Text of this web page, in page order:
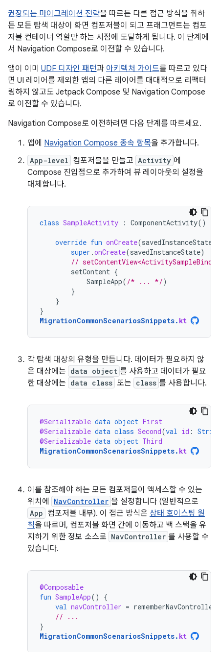
권장되는 마이그레이션 전략을 따르든 다른 접근 방식을 취하
든 모든 탐색 대상이 화면 컴포저블이 되고 프래그먼트는 컴포
저블 컨테이너 역할만 하는 시점에 도달하게 됩니다. 이 단계에
서 Navigation Compose로 이전할 수 있습니다.
앱이 이미 UDF 디자인 패턴과 아키텍처 가이드를 따르고 있다
면 UI 레이어를 제외한 앱의 다른 레이어를 대대적으로 리팩터
링하지 않고도 Jetpack Compose 및 Navigation Compose
로 이전할 수 있습니다.
Navigation Compose로 이전하려면 다음 단계를 따르세요.
앱에 Navigation Compose 종속 항목을 추가합니다.
App-level 컴포저블을 만들고 Activity 에
Compose 진입점으로 추가하여 뷰 레이아웃의 설정을
대체합니다.
class SampleActivity : ComponentActivity()
override fun onCreate(savedInstanceState
super .onCreate(savedInstanceState)
//
setContent {
SampleApp( /* ... */)
}
}
}
MigrationCommonScenariosSnippets. kt
각 탐색 대상의 유형을 만듭니다. 데이터가 필요하지 않
은 대상에는 data object 를 사용하고 데이터가 필요
한 대상에는 data class 또는 class 를 사용합니다.
@Serializable data object First
@Serializable data class Second(val id :
@Serializable data object Third
MigrationCommonScenariosSnippets. kt
이를 참조해야 하는 모든 컴포저블이 액세스할 수 있는
위치에
NavController 을 설정합니다 (일반적으로
App 컴포저블 내부). 이 접근 방식은 상태 호이스팅 원
칙을 따르며, 컴포저블 화면 간에 이동하고 백 스택을 유
지하기 위한 정보 소스로 NavController 를 사용할 수
있습니다.
@Composable
fun SampleApp()
{
val navController = rememberNavController
// ...
}
MigrationCommonScenariosSnippets. kt